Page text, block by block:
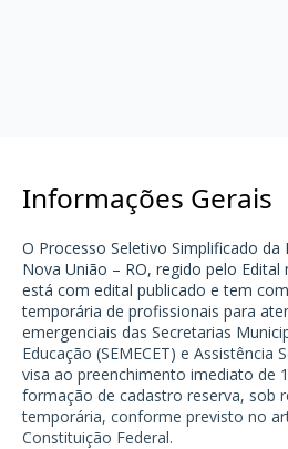
Informações Gerais
O Processo Seletivo Simplificado da
Nova União – RO, regido pelo Edital
está com edital publicado e tem
temporária de profissionais para
emergenciais das Secretarias
Educação (SEMECET) e Assistência
visa ao preenchimento imediato de
formação de cadastro reserva, sob
temporária, conforme previsto no
Constituição Federal.